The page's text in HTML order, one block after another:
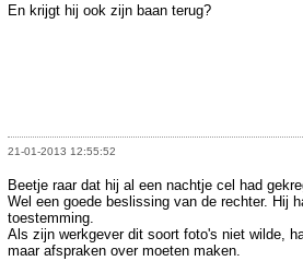
En krijgt hij ook zijn baan terug?
21-01-2013 12:55:52
Beetje raar dat hij al een nachtje cel had
Wel een goede beslissing van de rechter. Hij
toestemming.
Als zijn werkgever dit soort foto's niet wilde,
maar afspraken over moeten maken.